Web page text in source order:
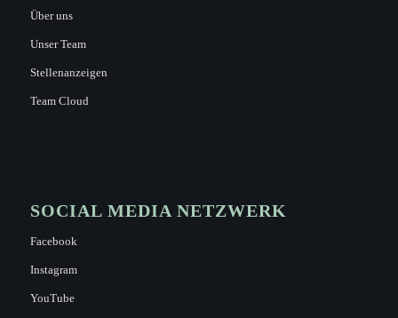
Über uns
Unser Team
Stellenanzeigen
Team Cloud
SOCIAL MEDIA NETZWERK
Facebook
Instagram
YouTube